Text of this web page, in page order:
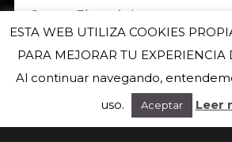
ESTA WEB UTILIZA COOKIES
PARA MEJORAR TU EXPERIENCIA
Al continuar navegando,
uso.
Aceptar Leer